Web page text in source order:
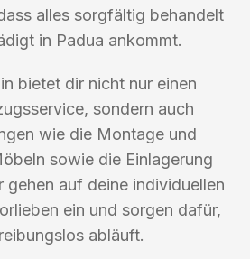
alles sorgfältig behandelt
in Padua ankommt.
bietet dir nicht nur einen
sondern auch
wie die Montage und
sowie die Einlagerung
gehen auf deine individuellen
ein und sorgen dafür,
abläuft.